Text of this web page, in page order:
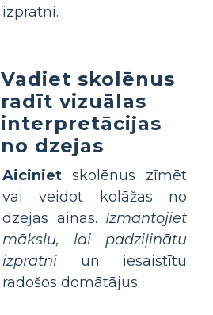
izpratni.
Vadiet skolēnus
radīt vizuālas
interpretācijas
no dzejas
Aiciniet skolēnus zīmēt
vai veidot kolāžas no
dzejas ainas. Izmantojiet
mākslu, lai padziļinātu
izpratni un iesaistītu
radošos domātājus.